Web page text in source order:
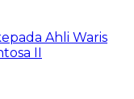
Ahli Waris
II